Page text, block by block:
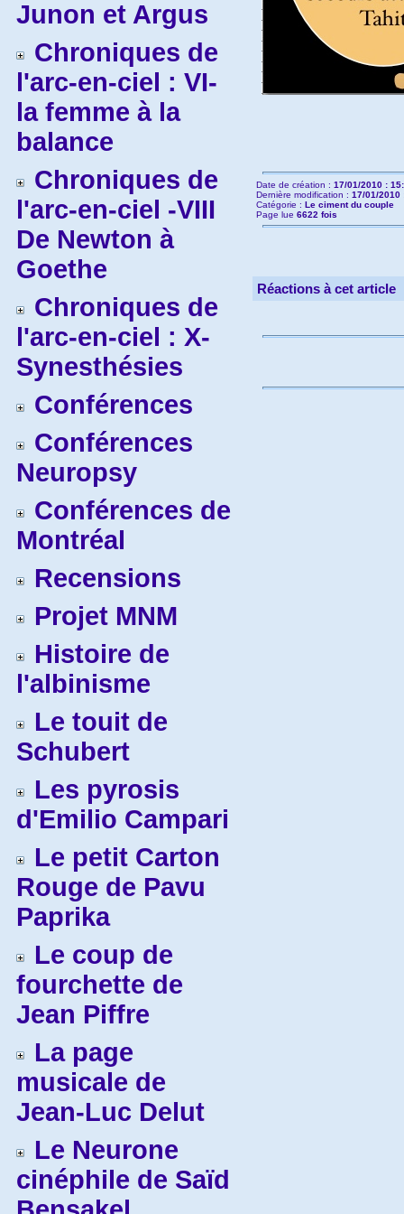
Junon et Argus
Chroniques de
l'arc-en-ciel : VI-
la femme à la
balance
Chroniques de
l'arc-en-ciel -VIII
De Newton à
Goethe
Chroniques de
l'arc-en-ciel : X-
Synesthésies
Conférences
Conférences
Neuropsy
Conférences de
Montréal
Recensions
Projet MNM
Histoire de
l'albinisme
Le touit de
Schubert
Les pyrosis
d'Emilio Campari
Le petit Carton
Rouge de Pavu
Paprika
Le coup de
fourchette de
Jean Piffre
La page
musicale de
Jean-Luc Delut
Le Neurone
cinéphile de Saïd
Date de création : 17/01/2010 :
Dernière modification : 17/01/2010
Catégorie : Le ciment du couple
Page lue 6622 fois
Réactions à cet article